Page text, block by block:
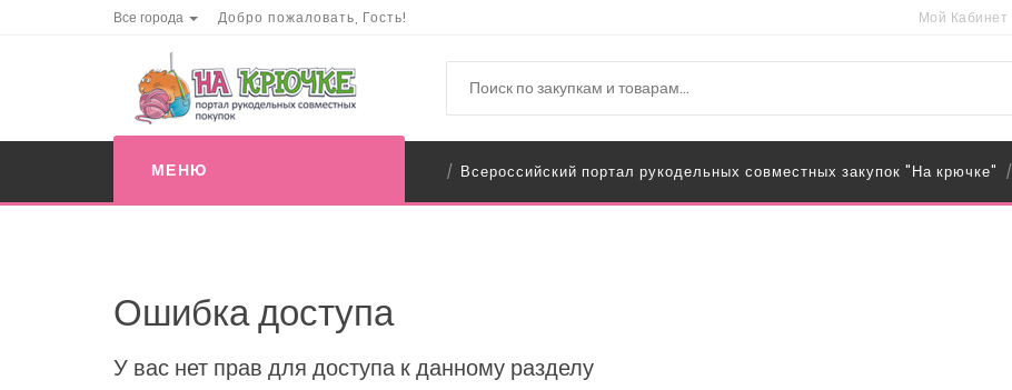
Все города Добро пожаловать, Гость! Мой Кабинет
МЕНЮ / Всероссийский портал рукодельных совместных закупок "На крючке" /
Ошибка доступа
У вас нет прав для доступа к данному разделу